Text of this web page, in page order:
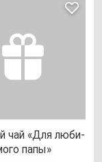
чай «Для лю­би­
па­пы»